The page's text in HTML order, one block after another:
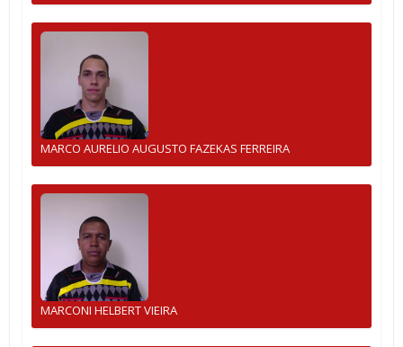
MARCO AURELIO AUGUSTO FAZEKAS FERREIRA
MARCONI HELBERT VIEIRA